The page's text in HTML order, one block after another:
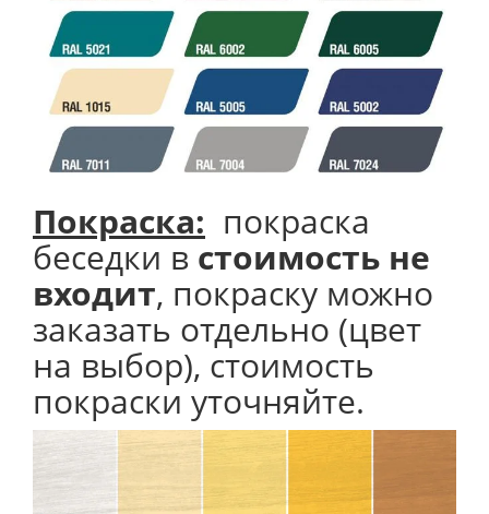
Покраска: покраска
беседки в стоимость не
входит, покраску можно
заказать отдельно (цвет
на выбор), стоимость
покраски уточняйте.